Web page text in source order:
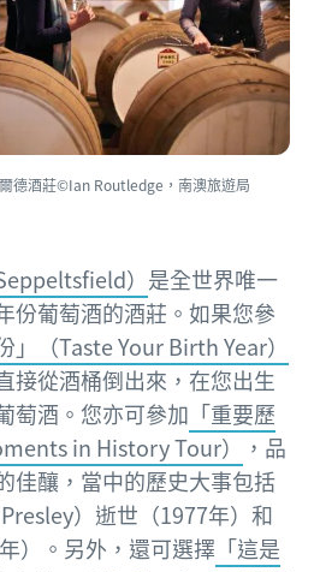
德酒莊©Ian Routledge，南澳旅遊局
） 是全世界唯一
份葡萄酒的酒莊。如果您參
」（Taste Your Birth Year）
接從酒桶倒出來，在您出生
萄酒。您亦可參加 「重要歷
in History Tour）
，品
佳釀，當中的歷史大事包括
）逝世（1977年）和
）。另外，還可選擇 「這是